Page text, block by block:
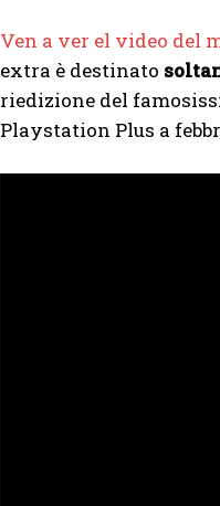
Ven a ver el video del
extra è destinato
riedizione del
Playstation Plus a